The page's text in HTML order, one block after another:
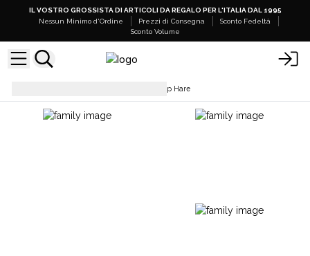
IL VOSTRO GROSSISTA DI ARTICOLI DA REGALO PER L'ITALIA DAL 1995
Nessun Minimo d'Ordine
Prezzi di Consegna
Sconto Fedeltà
Sconto Volume
Calzini in Bambù Hop Hare